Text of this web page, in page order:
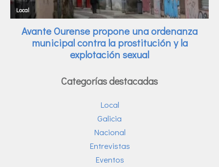
Categorías destacadas
Local
Galicia
Nacional
Entrevistas
Eventos